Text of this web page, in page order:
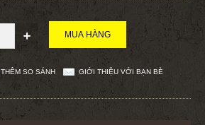
THÊM SO SÁNH GIỚI THIỆU VỚI BẠN BÈ